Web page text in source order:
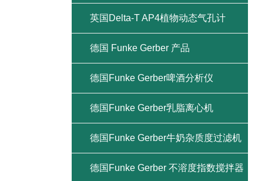
英国Delta-T AP4植物动态气孔计
德国 Funke Gerber 产品
德国Funke Gerber啤酒分析仪
德国Funke Gerber乳脂离心机
德国Funke Gerber牛奶杂质度过滤机
德国Funke Gerber 不溶度指数搅拌器